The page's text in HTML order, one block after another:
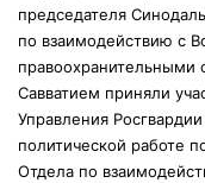
председателя
по взаимодействию с
правоохранительными
Савватием приняли
Управления
политической работе
Отдела по